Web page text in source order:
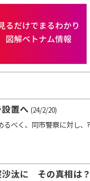
置へ (24/2/20)
べく、同市警察に対し、
沙汰に その真相は？